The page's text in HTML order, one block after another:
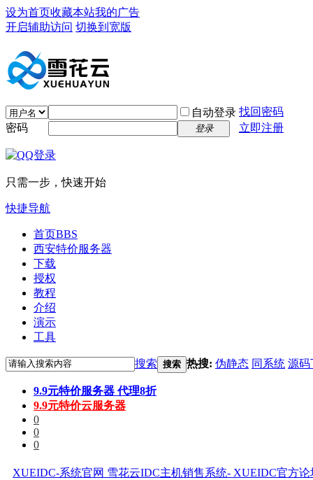
设为首页收藏本站我的广告
开启辅助访问 切换到宽版
自动登录 找回密码
密码
登录 立即注册
只需一步，快速开始
快捷导航
首页BBS
西安特价服务器
下载
授权
教程
介绍
演示
工具
搜索 搜索 热搜: 伪静态 同系统 源码
9.9元特价服务器 代理8折
9.9元特价云服务器
0
0
0
XUEIDC-系统官网 雪花云IDC主机销售系统- XUEIDC官方